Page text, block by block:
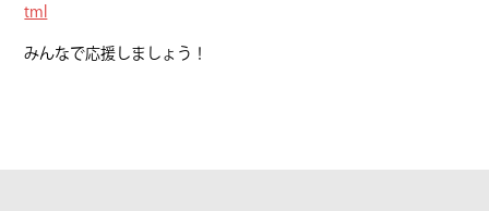
tml
みんなで応援しましょう！